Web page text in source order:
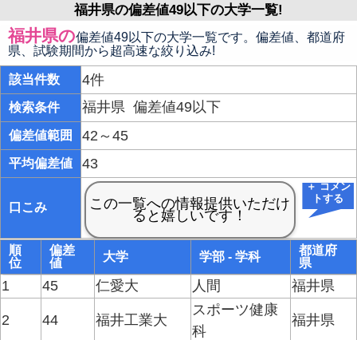
福井県の偏差値49以下の大学一覧!
福井県の偏差値49以下の大学一覧です。偏差値、都道府
県、試験期間から超高速な絞り込み!
該当件数 4件
検索条件 福井県 偏差値49以下
偏差値範囲 42～45
平均偏差値 43
口こみ
＋ コメン
トする
順
位
偏差
値
大学 学部 - 学科
都道府
県
1 45 仁愛大 人間 福井県
2 44 福井工業大
スポーツ健康
科
福井県